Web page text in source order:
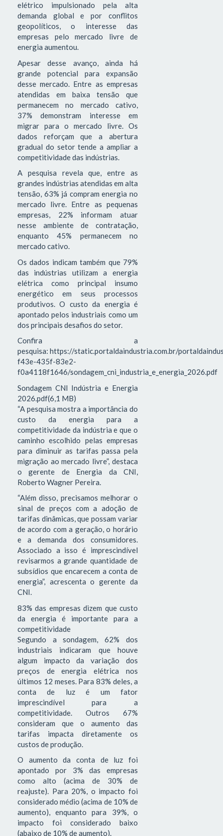
elétrico impulsionado pela alta
demanda global e por conflitos
geopolíticos, o interesse das
empresas pelo mercado livre de
energia aumentou.
Apesar desse avanço, ainda há
grande potencial para expansão
desse mercado. Entre as empresas
atendidas em baixa tensão que
permanecem no mercado cativo,
37% demonstram interesse em
migrar para o mercado livre. Os
dados reforçam que a abertura
gradual do setor tende a ampliar a
competitividade das indústrias.
A pesquisa revela que, entre as
grandes indústrias atendidas em alta
tensão, 63% já compram energia no
mercado livre. Entre as pequenas
empresas, 22% informam atuar
nesse ambiente de contratação,
enquanto 45% permanecem no
mercado cativo.
Os dados indicam também que 79%
das indústrias utilizam a energia
elétrica como principal insumo
energético em seus processos
produtivos. O custo da energia é
apontado pelos industriais como um
dos principais desafios do setor.
Confira a
pesquisa: https://static.portaldaindustria.com.br/
f43e-435f-83e2-
f0a4118f1646/sondagem_cni_industria_e_energia_2026.pdf
Sondagem CNI Indústria e Energia
2026.pdf(6,1 MB)
“A pesquisa mostra a importância do
custo da energia para a
competitividade da indústria e que o
caminho escolhido pelas empresas
para diminuir as tarifas passa pela
migração ao mercado livre”, destaca
o gerente de Energia da CNI,
Roberto Wagner Pereira.
“Além disso, precisamos melhorar o
sinal de preços com a adoção de
tarifas dinâmicas, que possam variar
de acordo com a geração, o horário
e a demanda dos consumidores.
Associado a isso é imprescindível
revisarmos a grande quantidade de
subsídios que encarecem a conta de
energia”, acrescenta o gerente da
CNI.
83% das empresas dizem que custo
da energia é importante para a
competitividade
Segundo a sondagem, 62% dos
industriais indicaram que houve
algum impacto da variação dos
preços de energia elétrica nos
últimos 12 meses. Para 83% deles, a
conta de luz é um fator
imprescindível para a
competitividade. Outros 67%
consideram que o aumento das
tarifas impacta diretamente os
custos de produção.
O aumento da conta de luz foi
apontado por 3% das empresas
como alto (acima de 30% de
reajuste). Para 20%, o impacto foi
considerado médio (acima de 10% de
aumento), enquanto para 39%, o
impacto foi considerado baixo
(abaixo de 10% de aumento).